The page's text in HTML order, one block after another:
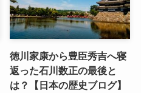
徳川家康から豊臣秀吉へ寝
返った石川数正の最後と
は？【日本の歴史ブログ】